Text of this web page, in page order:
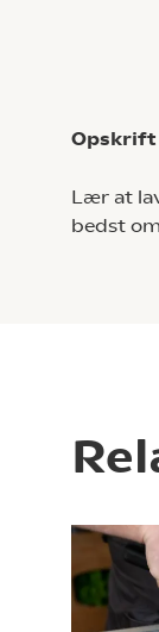
Opskrift
Lær at
bedst